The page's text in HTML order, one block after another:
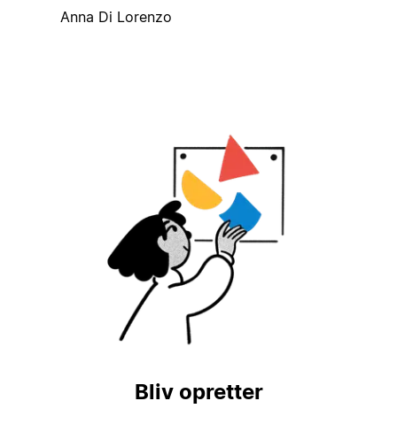
Anna Di Lorenzo
Bliv opretter